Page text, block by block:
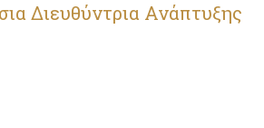
Διευθύντρια Ανάπτυξης